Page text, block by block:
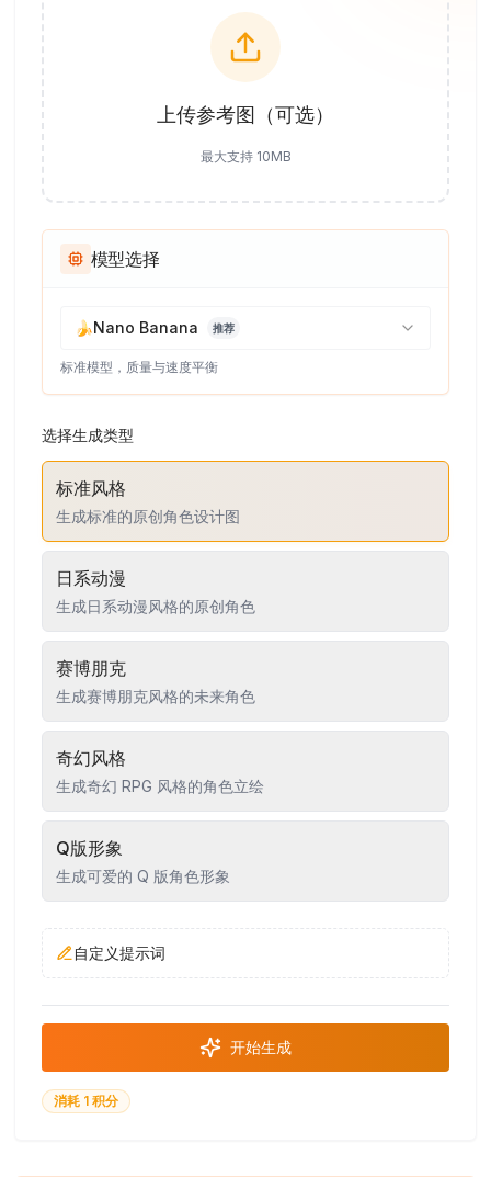
上传参考图（可选）
最大支持 10MB
模型选择
🍌Nano Banana 推荐
标准模型，质量与速度平衡
选择生成类型
标准风格
生成标准的原创角色设计图
日系动漫
生成日系动漫风格的原创角色
赛博朋克
生成赛博朋克风格的未来角色
奇幻风格
生成奇幻 RPG 风格的角色立绘
Q版形象
生成可爱的 Q 版角色形象
自定义提示词
开始生成
消耗 1 积分